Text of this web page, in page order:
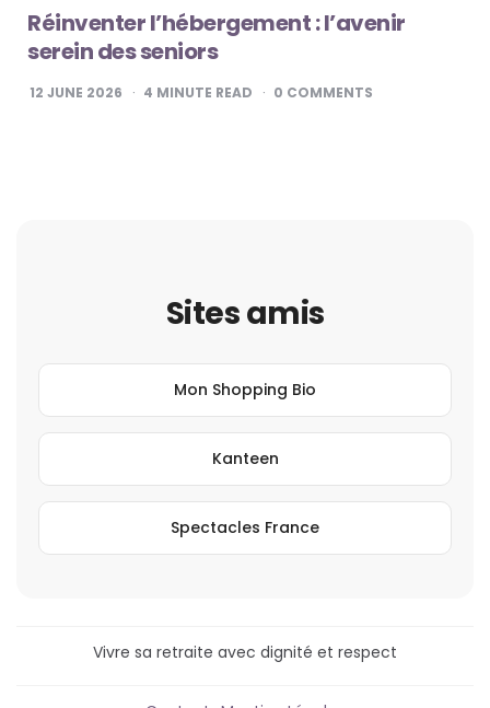
Réinventer l’hébergement : l’avenir
serein des seniors
12 JUNE 2026 4 MINUTE READ 0 COMMENTS
Sites amis
Mon Shopping Bio
Kanteen
Spectacles France
Vivre sa retraite avec dignité et respect